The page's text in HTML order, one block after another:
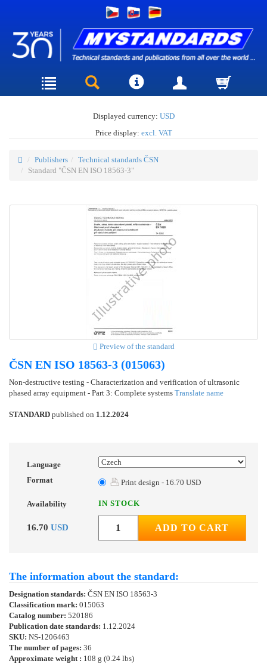
Displayed currency: USD
Price display: excl. VAT
Publishers
Technical standards ČSN
Standard "ČSN EN ISO 18563-3"
Preview of the standard
ČSN EN ISO 18563-3 (015063)
Non-destructive testing - Characterization and verification of ultrasonic
phased array equipment - Part 3: Complete systems Translate name
STANDARD published on 1.12.2024
Language
Format
Print design - 16.70 USD
Availability IN STOCK
16.70 USD ADD TO CART
The information about the standard:
Designation standards: ČSN EN ISO 18563-3
Classification mark: 015063
Catalog number: 520186
Publication date standards: 1.12.2024
SKU: NS-1206463
The number of pages: 36
Approximate weight : 108 g (0.24 lbs)